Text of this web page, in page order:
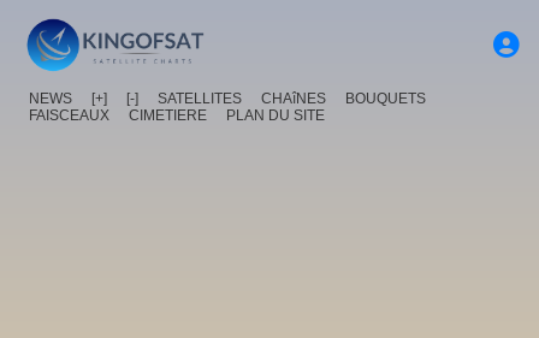
NEWS [+] [-] SATELLITES CHAîNES
BOUQUETS
FAISCEAUX
CIMETIERE PLAN DU SITE